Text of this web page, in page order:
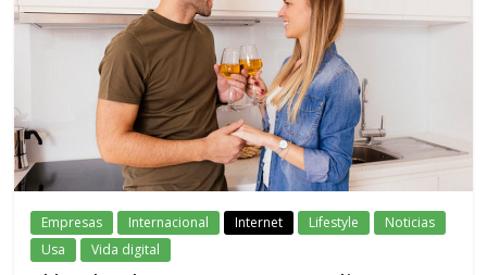
Empresas Internacional Internet Lifestyle
Noticias
Usa
Vida digital